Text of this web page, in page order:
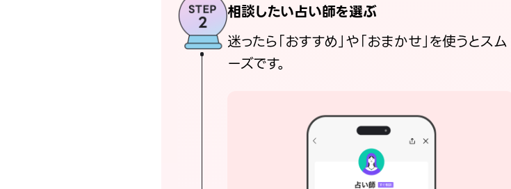
相談したい占い師を選ぶ
迷ったら「おすすめ」や「おまかせ」を使うとスム
ーズです。